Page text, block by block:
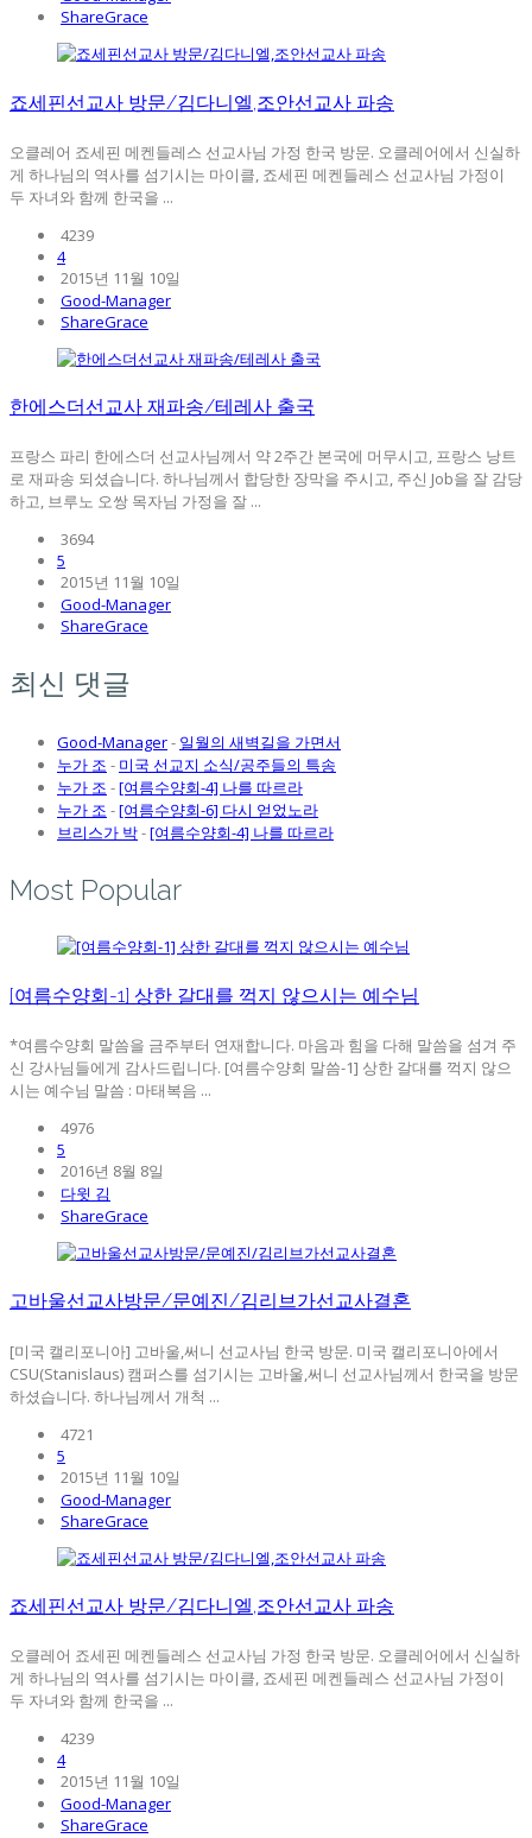
ShareGrace
죠세핀선교사 방문/김다니엘,조안선교사 파송
오클레어 죠세핀 메켄들레스 선교사님 가정 한국 방문. 오클레어에서 신실하
게 하나님의 역사를 섬기시는 마이클, 죠세핀 메켄들레스 선교사님 가정이
두 자녀와 함께 한국을 ...
4239
4
2015년 11월 10일
Good-Manager
ShareGrace
한에스더선교사 재파송/테레사 출국
프랑스 파리 한에스더 선교사님께서 약 2주간 본국에 머무시고, 프랑스 낭트
로 재파송 되셨습니다. 하나님께서 합당한 장막을 주시고, 주신 Job을 잘 감당
하고, 브루노 오쌍 목자님 가정을 잘 ...
3694
5
2015년 11월 10일
Good-Manager
ShareGrace
최신 댓글
Good-Manager- 일월의 새벽길을 가면서
누가 조 - 미국 선교지 소식/공주들의 특송
누가 조 -[여름수양회-4] 나를 따르라
누가 조 -[여름수양회-6] 다시 얻었노라
브리스가 박-[여름수양회-4] 나를 따르라
Most Popular
[여름수양회-1] 상한 갈대를 꺽지 않으시는 예수님
*여름수양회 말씀을 금주부터 연재합니다. 마음과 힘을 다해 말씀을 섬겨 주
신 강사님들에게 감사드립니다. [여름수양회 말씀-1] 상한 갈대를 꺽지 않으
시는 예수님 말씀 : 마태복음 ...
4976
5
2016년 8월 8일
다윗 김
ShareGrace
고바울선교사방문/문예진/김리브가선교사결혼
[미국 캘리포니아] 고바울,써니 선교사님 한국 방문. 미국 캘리포니아에서
CSU(Stanislaus) 캠퍼스를 섬기시는 고바울,써니 선교사님께서 한국을 방문
하셨습니다. 하나님께서 개척 ...
4721
5
2015년 11월 10일
Good-Manager
ShareGrace
죠세핀선교사 방문/김다니엘,조안선교사 파송
오클레어 죠세핀 메켄들레스 선교사님 가정 한국 방문. 오클레어에서 신실하
게 하나님의 역사를 섬기시는 마이클, 죠세핀 메켄들레스 선교사님 가정이
두 자녀와 함께 한국을 ...
4239
4
2015년 11월 10일
Good-Manager
ShareGrace